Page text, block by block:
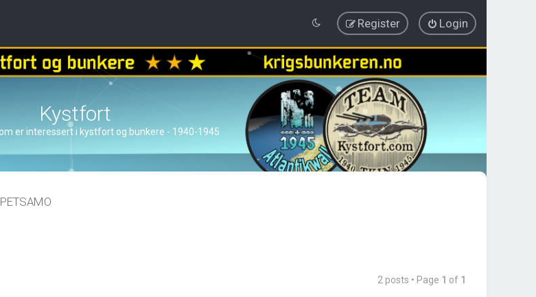
Login
Register
Kystfort
er interessert i kystfort og bunkere - 1940-1945
PETSAMO
2 posts • Page 1 of 1